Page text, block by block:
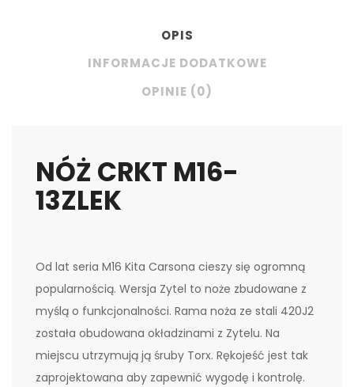
OPIS
INFORMACJE DODATKOWE
OPINIE (0)
NÓŻ CRKT M16-
13ZLEK
Od lat seria M16 Kita Carsona cieszy się ogromną
popularnością. Wersja Zytel to noże zbudowane z
myślą o funkcjonalności. Rama noża ze stali 420J2
została obudowana okładzinami z Zytelu. Na
miejscu utrzymują ją śruby Torx. Rękojeść jest tak
zaprojektowana aby zapewnić wygodę i kontrolę.